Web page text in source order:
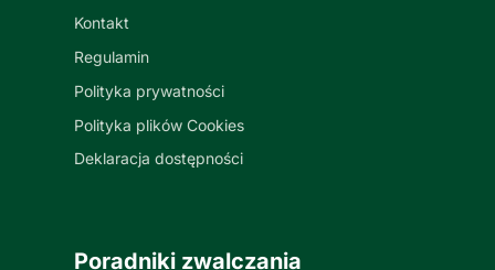
Kontakt
Regulamin
Polityka prywatności
Polityka plików Cookies
Deklaracja dostępności
Poradniki zwalczania